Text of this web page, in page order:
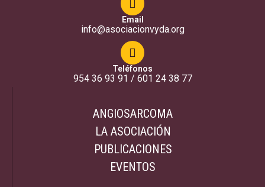
Email
info@asociacionvyda.org
Teléfonos
954 36 93 91 / 601 24 38 77
ANGIOSARCOMA
LA ASOCIACIÓN
PUBLICACIONES
EVENTOS